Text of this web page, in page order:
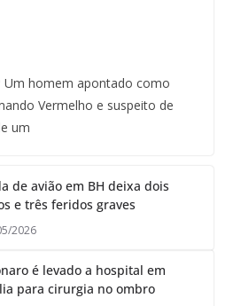
Um homem apontado como
Vermelho e suspeito de
um
de avião em BH deixa dois
e três feridos graves
2026
é levado a hospital em
para cirurgia no ombro